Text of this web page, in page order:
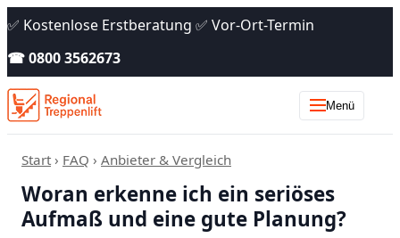
✅ Kostenlose Erstberatung ✅ Vor-Ort-Termin
☎ 0800 3562673
Menü
Start › FAQ › Anbieter & Vergleich
Woran erkenne ich ein seriöses
Aufmaß und eine gute Planung?